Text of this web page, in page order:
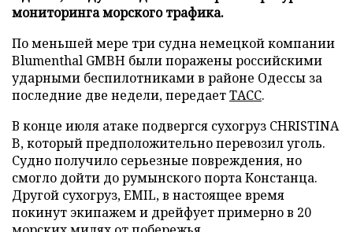
мониторинга морского трафика.
По меньшей мере три судна немецкой компании
Blumenthal GMBH были поражены российскими
ударными беспилотниками в районе Одессы за
последние две недели, передаетТАСС.
В конце июля атаке подвергся сухогруз CHRISTINA
B, который предположительно перевозил уголь.
Судно получило серьезные повреждения, но
смогло дойти до румынского порта Констанца.
Другой сухогруз, EMIL, в настоящее время
покинут экипажем и дрейфует примерно в 20